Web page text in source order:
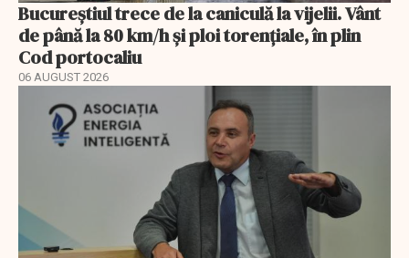
Bucureștiul trece de la caniculă la vijelii. Vânt
de până la 80 km/h și ploi torențiale, în plin
Cod portocaliu
06 AUGUST 2026